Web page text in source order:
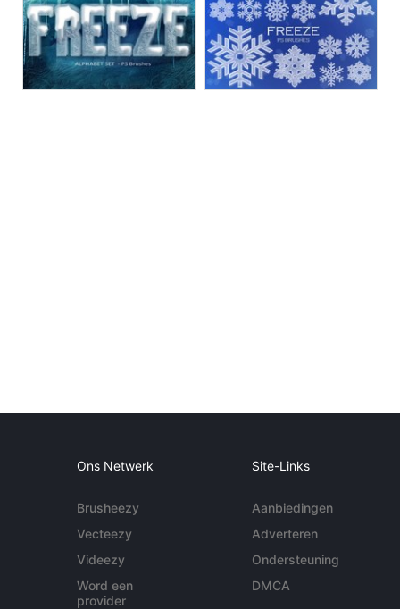
Ons Netwerk
Brusheezy
Vecteezy
Videezy
Word een
provider
Site-Links
Aanbiedingen
Adverteren
Ondersteuning
DMCA